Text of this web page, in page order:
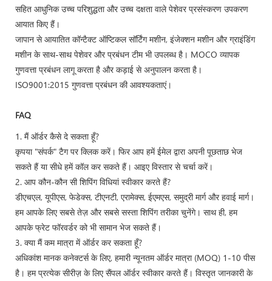
सहित आधुनिक उच्च परिशुद्धता और उच्च दक्षता वाले पेशेवर प्रसंस्करण उपकरण
आयात किए हैं।
जापान से आयातित कॉन्टैक्ट ऑप्टिकल सॉर्टिंग मशीन, इंजेक्शन मशीन और ग्राइंडिंग
मशीन के साथ-साथ पेशेवर और प्रबंधन टीम भी उपलब्ध है। MOCO व्यापक
गुणवत्ता प्रबंधन लागू करता है और कड़ाई से अनुपालन करता है।
ISO9001:2015 गुणवत्ता प्रबंधन की आवश्यकताएं।
FAQ
1. मैं ऑर्डर कैसे दे सकता हूँ?
कृपया "संपर्क" टैग पर क्लिक करें। फिर आप हमें ईमेल द्वारा अपनी पूछताछ भेज
सकते हैं या सीधे हमें कॉल कर सकते हैं। आइए विस्तार से चर्चा करें।
2. आप कौन-कौन सी शिपिंग विधियां स्वीकार करते हैं?
डीएचएल, यूपीएस, फेडेक्स, टीएनटी, एरामेक्स, ईएमएस, समुद्री मार्ग और हवाई मार्ग।
हम आपके लिए सबसे तेज़ और सबसे सस्ता शिपिंग तरीका चुनेंगे। साथ ही, हम
आपके फ्रेट फॉरवर्डर को भी सामान भेज सकते हैं।
3. क्या मैं कम मात्रा में ऑर्डर कर सकता हूँ?
अधिकांश मानक कनेक्टर्स के लिए, हमारी न्यूनतम ऑर्डर मात्रा (MOQ) 1-10 पीस
है। हम प्रत्येक सीरीज़ के लिए सैंपल ऑर्डर स्वीकार करते हैं। विस्तृत जानकारी के